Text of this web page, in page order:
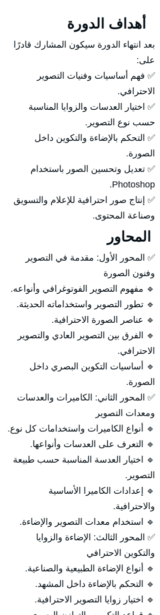
بعد انتهاء الدورة سيكون المشارك قادرًا
على:
✅ فهم أساسيات وفنيات التصوير
الاحترافي.
✅ اختيار العدسات والزوايا المناسبة
حسب نوع التصوير.
✅ التحكم بالإضاءة والتكوين داخل
الصورة.
✅ تعديل وتحسين الصور باستخدام
Photoshop.
✅ إنتاج صور احترافية للإعلام والتسويق
وصناعة المحتوى.
✅ المحور الأول: مقدمة في التصوير
وفنون الصورة
🔹 مفهوم التصوير الفوتوغرافي وأنواعه.
🔹 تطور التصوير واستخداماته الحديثة.
🔹 عناصر الصورة الاحترافية.
🔹 الفرق بين التصوير العادي والتصوير
الاحترافي.
🔹 أساسيات التكوين البصري داخل
الصورة.
✅ المحور الثاني: الكاميرات والعدسات
ومعدات التصوير
🔹 أنواع الكاميرات واستخدامات كل نوع.
🔹 التعرف على العدسات وأنواعها.
🔹 اختيار العدسة المناسبة حسب طبيعة
التصوير.
🔹 إعدادات الكاميرا الأساسية
والاحترافية.
🔹 استخدام معدات التصوير والإضاءة.
✅ المحور الثالث: الإضاءة والزوايا
والتكوين الاحترافي
🔹 أنواع الإضاءة الطبيعية والصناعية.
🔹 التحكم بالإضاءة داخل المشهد.
🔹 اختيار زوايا التصوير الاحترافية.